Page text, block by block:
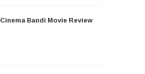
Cinema Bandi Movie Review